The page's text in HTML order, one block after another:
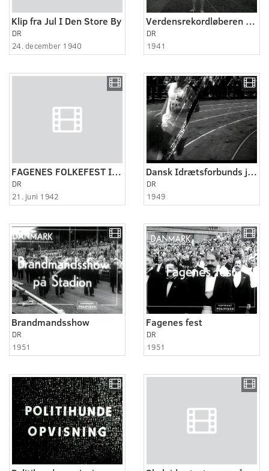
Klip fra Jul I Den Store By
DR
24. december 1940
Verdensrekordløberen Rudolf Harby
DR
1941
FAGENES FOLKEFEST I RANDERS. 1942
DR
21. juni 1942
Dansk Idrætsforbunds jubilæumsuge
DR
1949
Brandmandsshow
DR
1951
Fagenes fest
DR
1951